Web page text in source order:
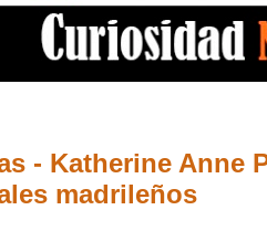
- Katherine Anne
madrileños